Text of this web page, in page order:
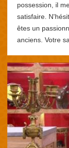
possession, il
satisfaire.
êtes un
anciens. Votre